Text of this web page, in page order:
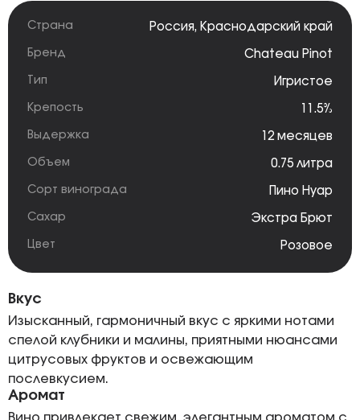
Страна Россия, Краснодарский край
Бренд Chateau Pinot
Тип Игристое
Крепость 11.5%
Выдержка 12 месяцев
Объем 0.75 литра
Сорт винограда Пино Нуар
Сахар Экстра Брют
Цвет Розовое
Вкус
Изысканный, гармоничный вкус с яркими нотами
спелой клубники и малины, приятными нюансами
цитрусовых фруктов и освежающим
послевкусием.
Аромат